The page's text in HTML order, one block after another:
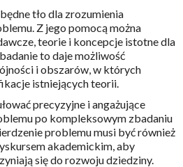
tło dla zrozumienia
Z jego pomocą można
teorie i koncepcje istotne dla
to daje możliwość
i obszarów, w których
istniejących teorii.
precyzyjne i angażujące
po kompleksowym zbadaniu
problemu musi być również
akademickim, aby
się do rozwoju dziedziny.